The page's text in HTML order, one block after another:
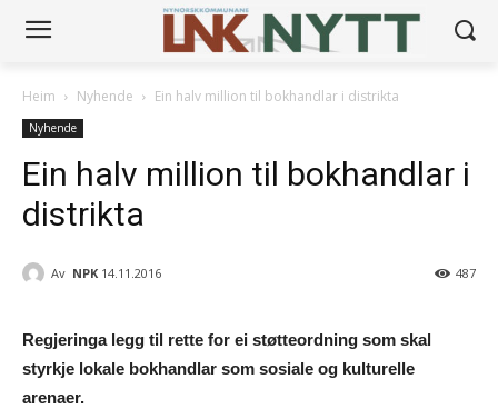
Heim Nyhende Ein halv million til bokhandlar i distrikta
Nyhende
Ein halv million til bokhandlar i
distrikta
Av NPK 14.11.2016 487
Regjeringa legg til rette for ei støtteordning som skal
styrkje lokale bokhandlar som sosiale og kulturelle
arenaer.